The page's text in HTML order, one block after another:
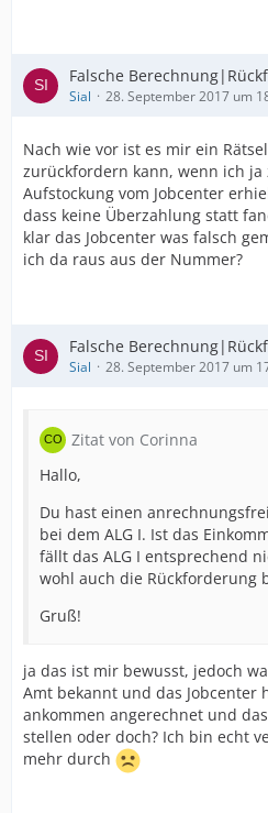
Falsche
Sial 28. September 2017 um
Nach wie vor ist es mir ein
zurückfordern kann, wenn ich ja
Aufstockung vom Jobcenter
dass keine Überzahlung statt
klar das Jobcenter was falsch
ich da raus aus der Nummer?
Falsche
Sial 28. September 2017 um
Zitat von Corinna
Hallo,
Du hast einen
bei dem ALG I. Ist das
fällt das ALG I entsprechend
wohl auch die Rückforderung
Gruß!
ja das ist mir bewusst, jedoch
Amt bekannt und das Jobcenter
ankommen angerechnet und
stellen oder doch? Ich bin echt
mehr durch